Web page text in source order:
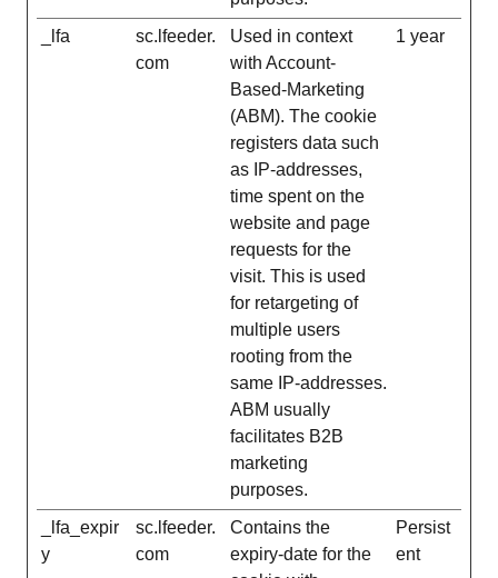
_lfa
sc.lfeeder.
com
Used in context
with Account-
Based-Marketing
(ABM). The cookie
registers data such
as IP-addresses,
time spent on the
website and page
requests for the
visit. This is used
for retargeting of
multiple users
rooting from the
same IP-addresses.
ABM usually
facilitates B2B
marketing
purposes.
1 year
_lfa_expir
y
sc.lfeeder.
com
Contains the
expiry-date for the
Persist
ent